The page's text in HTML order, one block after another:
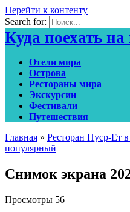
Перейти к контенту
Search for:
Куда поехать
Отели мира
Острова
Рестораны мира
Экскурсии
Фестивали
Путешествия
Главная » Ресторан Нуср-Ет
популярный
Снимок экрана
Просмотры 56